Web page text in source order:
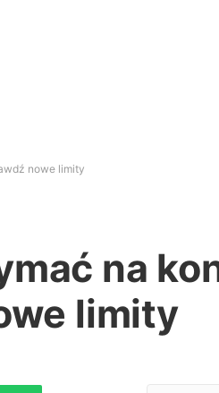
nowe limity
na
limity